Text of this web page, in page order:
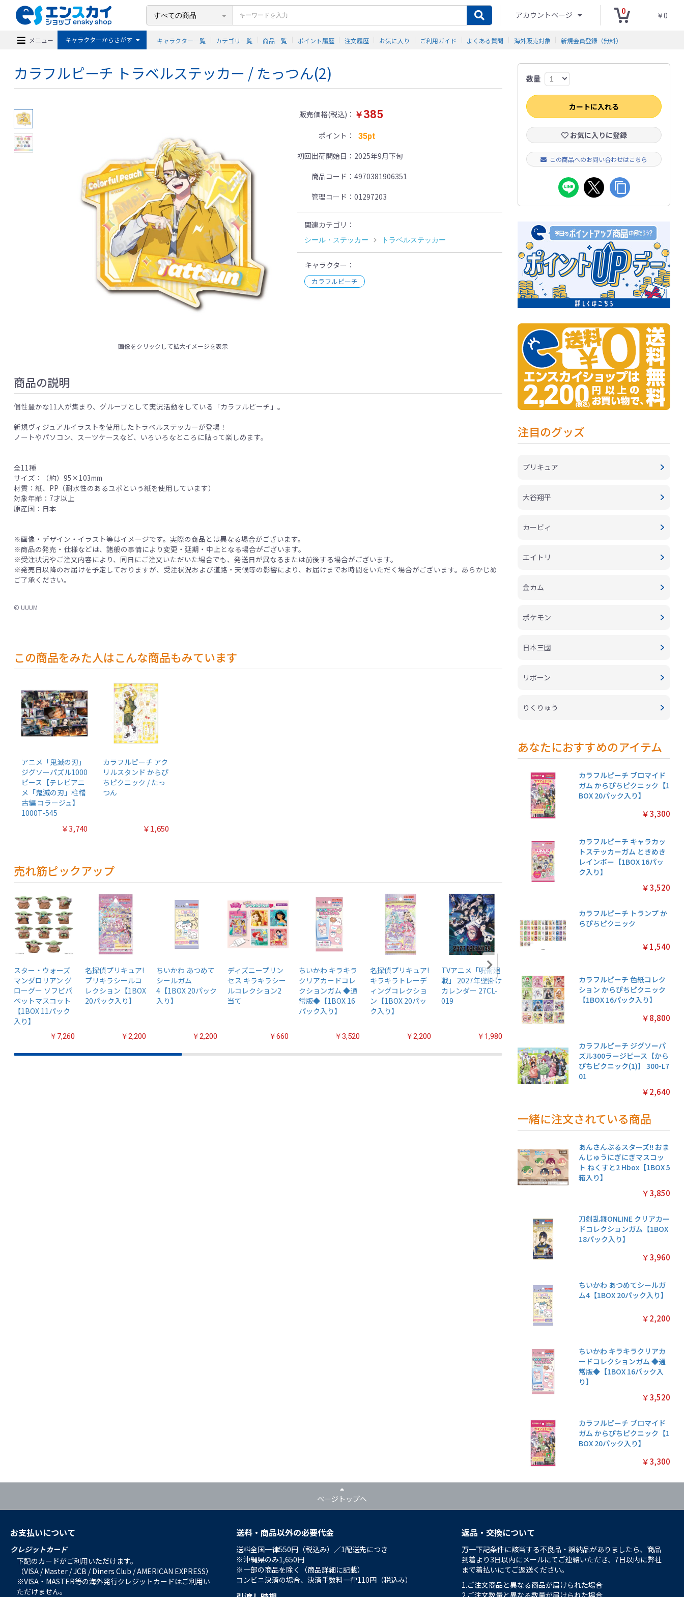
アカウントページ 0
￥0
メニュー キャラクターからさがす キャラクター一覧 カテゴリ一覧 商品一覧 ポイント履歴 注文履歴 お気に入り ご利用ガイド よくある質問 海外販売対象 新規会員登録（無料）
カラフルピーチ トラベルステッカー / たっつん(2)
画像をクリックして拡大イメージを表示
販売価格(税込) ￥385
ポイント 35pt
初回出荷開始日
2025年9月下旬
商品コード
4970381906351
管理コード
01297203
関連カテゴリ
シール・ステッカー トラベルステッカー
キャラクター
カラフルピーチ
商品の説明
個性豊かな11人が集まり、グループとして実況活動をしている「カラフルピーチ」。
新規ヴィジュアルイラストを使用したトラベルステッカーが登場！
ノートやパソコン、スーツケースなど、いろいろなところに貼って楽しめます。
全11種
サイズ：（約）95×103mm
材質：紙、PP（耐水性のあるユポという紙を使用しています）
対象年齢：7才以上
原産国：日本
※画像・デザイン・イラスト等はイメージです。実際の商品とは異なる場合がございます。
※商品の発売・仕様などは、諸般の事情により変更・延期・中止となる場合がございます。
※受注状況やご注文内容により、同日にご注文いただいた場合でも、発送日が異なるまたは前後する場合がございます。
※発売日以降のお届けを予定しておりますが、受注状況および道路・天候等の影響により、お届けまでお時間をいただく場合がございます。あらかじめ
ご了承ください。
© UUUM
この商品をみた人はこんな商品もみています
アニメ「鬼滅の刃」
ジグソーパズル1000
ピース【テレビアニ
メ「鬼滅の刃」柱稽
古編 コラージュ】
1000T-545
￥3,740
カラフルピーチ アク
リルスタンド からぴ
ちピクニック / たっ
つん
￥1,650
売れ筋ピックアップ
スター・ウォーズ
マンダロリアン グ
ローグー ソフビパ
ペットマスコット
【1BOX 11パック
入り】
￥7,260
名探偵プリキュア!
プリキラシールコ
レクション【1BOX
20パック入り】
￥2,200
ちいかわ あつめて
シールガム
4【1BOX 20パック
入り】
￥2,200
ディズニープリン
セス キラキラシー
ルコレクション2
当て
￥660
ちいかわ キラキラ
クリアカードコレ
クションガム ◆通
常版◆【1BOX 16
パック入り】
￥3,520
名探偵プリキュア!
キラキラトレーデ
ィングコレクショ
ン【1BOX 20パッ
ク入り】
￥2,200
TVアニメ「呪術廻
戦」 2027年壁掛け
カレンダー 27CL-
019
￥1,980
キラキラトレーデ
ィングコレクショ
ン2 ガムつき
【1BOX 20パック
入り】
トコレクションガ
ム2【1BOX 14パッ
ク入り】
伝5 ガム
【1BOX
数量
カートに入れる
お気に入りに登録
この商品へのお問い合わせはこちら
注目のグッズ
プリキュア
大谷翔平
カービィ
エイトリ
金カム
ポケモン
日本三國
リボーン
りくりゅう
あなたにおすすめのアイテム
カラフルピーチ ブロマイド
ガム からぴちピクニック【1
BOX 20パック入り】
￥3,300
カラフルピーチ キャラカッ
トステッカーガム ときめき
レインボー【1BOX 16パッ
ク入り】
￥3,520
カラフルピーチ トランプ か
らぴちピクニック
￥1,540
カラフルピーチ 色紙コレク
ション からぴちピクニック
【1BOX 16パック入り】
￥8,800
カラフルピーチ ジグソーパ
ズル300ラージピース【から
ぴちピクニック(1)】 300-L7
01
￥2,640
一緒に注文されている商品
あんさんぶるスターズ!! おま
んじゅうにぎにぎマスコッ
ト ねくすと2 Hbox【1BOX 5
箱入り】
￥3,850
刀剣乱舞ONLINE クリアカー
ドコレクションガム【1BOX
18パック入り】
￥3,960
ちいかわ あつめてシールガ
ム4【1BOX 20パック入り】
￥2,200
ちいかわ キラキラクリアカ
ードコレクションガム ◆通
常版◆【1BOX 16パック入
り】
￥3,520
カラフルピーチ ブロマイド
ガム からぴちピクニック【1
BOX 20パック入り】
￥3,300
ページトップへ
お支払いについて
クレジットカード
下記のカードがご利用いただけます。
（VISA / Master / JCB / Diners Club / AMERICAN EXPRESS）
※VISA・MASTER等の海外発行クレジットカードはご利用い
ただけません。
送料・商品以外の必要代金
送料全国一律550円（税込み）／1配送先につき
※沖縄県のみ1,650円
※一部の商品を除く（商品詳細に記載）
コンビニ決済の場合、決済手数料一律110円（税込み）
返品・交換について
万一下記条件に該当する不良品・誤納品がありましたら、商品
到着より3日以内にメールにてご連絡いただき、7日以内に弊社
まで着払いにてご返送ください。
1.ご注文商品と異なる商品が届けられた場合